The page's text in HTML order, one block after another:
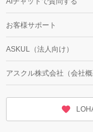
お客様サポート
ASKUL（法人向け）
アスクル株式会社（会社概